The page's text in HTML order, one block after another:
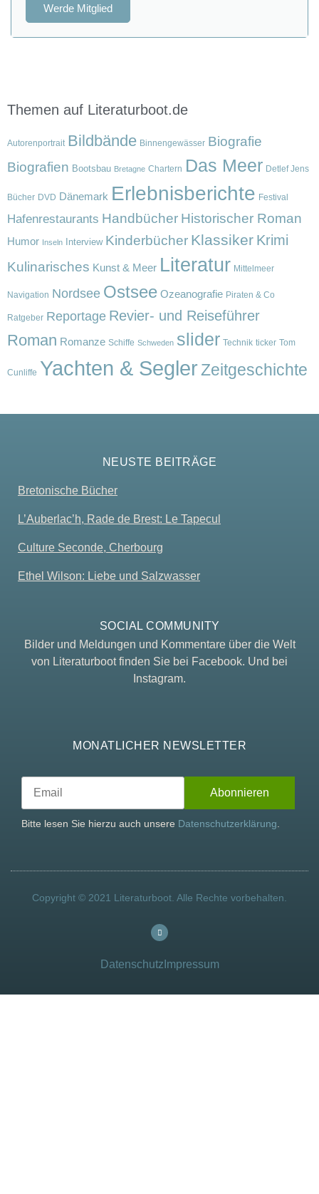
Werde Mitglied
Themen auf Literaturboot.de
Autorenportrait Bildbände Binnengewässer Biografie
Biografien Bootsbau Bretagne Chartern Das Meer Detlef Jens
Bücher DVD Dänemark Erlebnisberichte Festival
Hafenrestaurants Handbücher Historischer Roman
Humor Inseln Interview Kinderbücher Klassiker Krimi
Kulinarisches Kunst & Meer Literatur Mittelmeer
Navigation Nordsee Ostsee Ozeanografie Piraten & Co
Ratgeber Reportage Revier- und Reiseführer
Roman Romanze Schiffe Schweden slider Technik ticker Tom
Cunliffe Yachten & SeglerZeitgeschichte
NEUSTE BEITRÄGE
Bretonische Bücher
L’Auberlac’h, Rade de Brest: Le Tapecul
Culture Seconde, Cherbourg
Ethel Wilson: Liebe und Salzwasser
SOCIAL COMMUNITY
Bilder und Meldungen und Kommentare über die Welt
von Literaturboot finden Sie bei Facebook. Und bei
Instagram.
MONATLICHER NEWSLETTER
Bitte lesen Sie hierzu auch unsere Datenschutzerklärung
Copyright © 2021 Literaturboot. Alle Rechte vorbehalten.
Datenschutz Impressum